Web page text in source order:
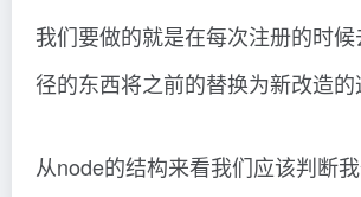
我们要做的就是在每次注册的时
径的东西将之前的替换为新改造的
从node的结构来看我们应该判断